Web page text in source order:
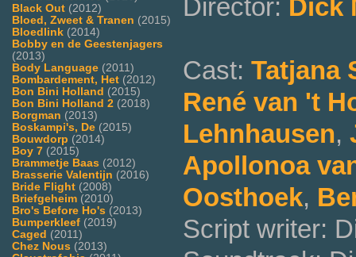
Black Out (2012)
Bloed, Zweet & Tranen (2015)
Bloedlink (2014)
Bobby en de Geestenjagers
(2013)
Body Language (2011)
Bombardement, Het (2012)
Bon Bini Holland (2015)
Bon Bini Holland 2 (2018)
Borgman (2013)
Boskampi's, De (2015)
Bouwdorp (2014)
Boy 7 (2015)
Brammetje Baas (2012)
Brasserie Valentijn (2016)
Bride Flight (2008)
Briefgeheim (2010)
Bro's Before Ho's (2013)
Bumperkleef (2019)
Caged (2011)
Chez Nous (2013)
Director: Dick
Cast: Tatjana
René van 't
Lehnhausen,
Apollonoa
Oosthoek,
Script writer: